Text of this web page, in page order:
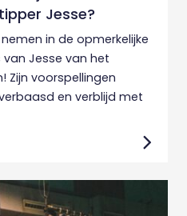
Jesse?
in de opmerkelijke
Jesse van het
voorspellingen
en verblijd met